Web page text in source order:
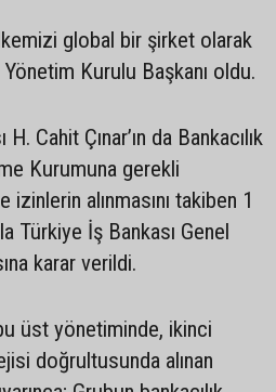
global bir şirket olarak
Kurulu Başkanı oldu.
Cahit Çınar’ın da Bankacılık
Kurumuna gerekli
izinlerin alınmasını takiben 1
Türkiye İş Bankası Genel
karar verildi.
üst yönetiminde, ikinci
doğrultusunda alınan